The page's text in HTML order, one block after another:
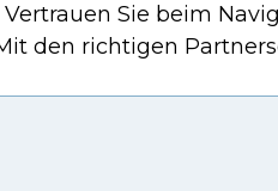
Sie beim
den richtigen